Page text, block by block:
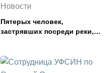
Новости
Пятерых человек,
застрявших посреди реки,